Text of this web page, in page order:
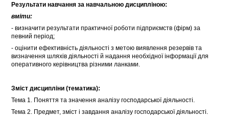
Результати навчання за навчальною дисципліною:
вміти:
- визначити результати практичної роботи підприємств (фірм) за
певний період;
- оцінити ефективність діяльності з метою виявлення резервів та
визначення шляхів діяльності й надання необхідної інформації для
оперативного керівництва різними ланками.
Зміст дисципліни (тематика):
Тема 1. Поняття та значення аналізу господарської діяльності.
Тема 2. Предмет, зміст і завдання аналізу господарської діяльності.